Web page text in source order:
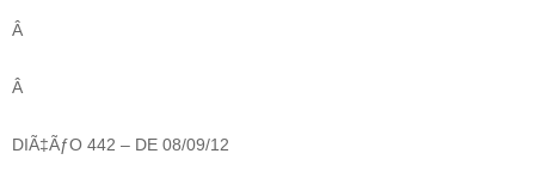
Â
Â
DIÃ‡ÃƒO 442 – DE 08/09/12